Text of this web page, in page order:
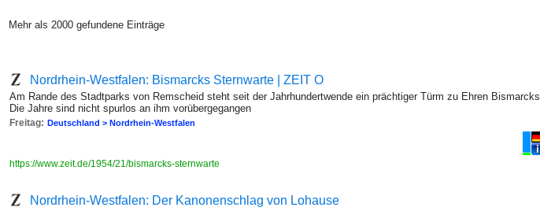
Mehr als 2000 gefundene Einträge
Nordrhein-Westfalen: Bismarcks Sternwarte | ZEIT O
Am Rande des Stadtparks von Remscheid steht seit der Jahrhundertwende ein prächtiger Türm zu Ehren Bismarcks
Die Jahre sind nicht spurlos an ihm vorübergegangen
Freitag: Deutschland > Nordrhein-Westfalen
https://www.zeit.de/1954/21/bismarcks-sternwarte
Nordrhein-Westfalen: Der Kanonenschlag von Lohause